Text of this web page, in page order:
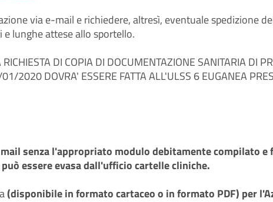
via e-mail e richiedere, altresì, eventuale spedizione
lunghe attese allo sportello.
DI COPIA DI DOCUMENTAZIONE SANITARIA DI
2020 DOVRA' ESSERE FATTA ALL'ULSS 6 EUGANEA
senza l'appropriato modulo debitamente compilato
essere evasa dall'ufficio cartelle cliniche.
(disponibile in formato cartaceo o in formato PDF) per